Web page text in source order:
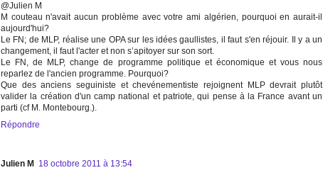
@Julien M
M couteau n'avait aucun problème avec votre ami algérien, pourquoi en aurait-il
aujourd'hui?
Le FN; de MLP, réalise une OPA sur les idées gaullistes, il faut s'en réjouir. Il y a un
changement, il faut l'acter et non s’apitoyer sur son sort.
Le FN, de MLP, change de programme politique et économique et vous nous
reparlez de l'ancien programme. Pourquoi?
Que des anciens seguiniste et chevénementiste rejoignent MLP devrait plutôt
valider la création d'un camp national et patriote, qui pense à la France avant un
parti (cf M. Montebourg.).
Répondre
Julien M
18 octobre 2011 à 13:54